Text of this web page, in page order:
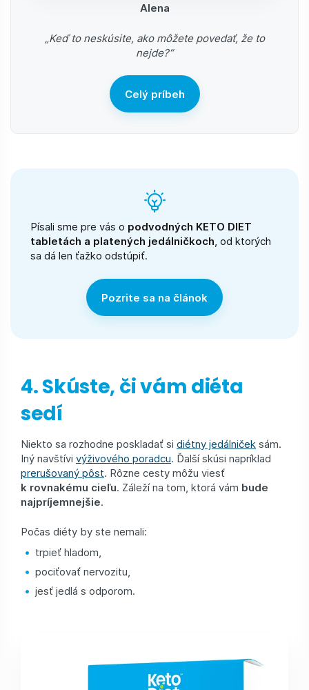
Alena
„Keď to neskúsite, ako môžete povedať, že to
nejde?“
Celý príbeh
Písali sme pre vás o podvodných KETO DIET
tabletách a platených jedálničkoch, od ktorých
sa dá len ťažko odstúpiť.
Pozrite sa na článok
4. Skúste, či vám diéta
sedí
Niekto sa rozhodne poskladať si diétny jedálniček sám.
Iný navštívi výživového poradcu. Ďalší skúsi napríklad
prerušovaný pôst. Rôzne cesty môžu viesť
k rovnakému cieľu. Záleží na tom, ktorá vám bude
najpríjemnejšie.
Počas diéty by ste nemali:
trpieť hladom,
pociťovať nervozitu,
jesť jedlá s odporom.